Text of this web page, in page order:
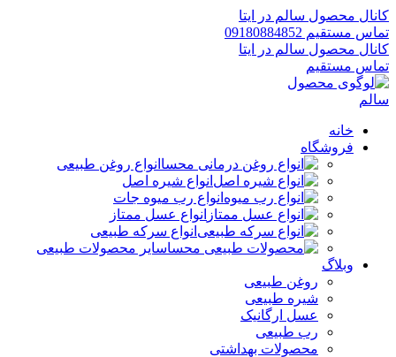
کانال محصول سالم در ایتا
تماس مستقیم 09180884852
کانال محصول سالم در ایتا
تماس مستقیم
خانه
فروشگاه
انواع روغن طبیعی
انواع شیره اصل
انواع رب میوه جات
انواع عسل ممتاز
انواع سرکه طبیعی
سایر محصولات طبیعی
وبلاگ
روغن طبیعی
شیره طبیعی
عسل ارگانیک
رب طبیعی
محصولات بهداشتی